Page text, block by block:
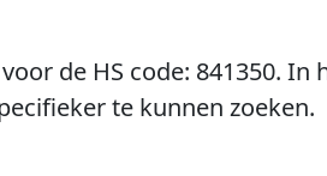
de HS code: 841350. In
te kunnen zoeken.